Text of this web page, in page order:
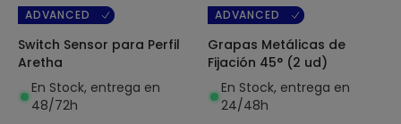
ADVANCED
Switch Sensor para Perfil
Aretha
En Stock, entrega en
48/72h
ADVANCED
Grapas Metálicas de
Fijación 45° (2 ud)
En Stock, entrega en
24/48h